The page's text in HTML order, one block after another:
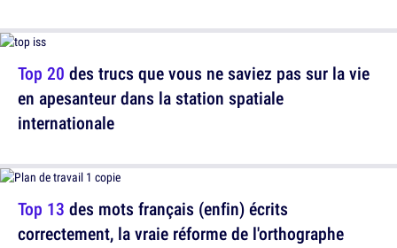
Top 13 des mots français (enfin) écrits
correctement, la vraie réforme de l'orthographe
Top 20 des trucs que vous ne saviez pas sur la vie
en apesanteur dans la station spatiale
internationale